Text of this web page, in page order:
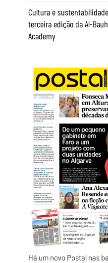
Cultura e
terceira edição da Al-
Academy
Há um novo Postal nas